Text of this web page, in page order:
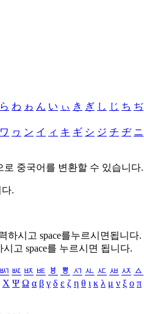
ら わ ゎ ん い ぃ き ぎ し じ ち ぢ
ワ ヮ ン イ ィ キ ギ シ ジ チ ヂ ニ
로 중국어를 변환할 수 있습니다.
.
하시고 space를누르시면됩니다.
시고 space를 누르시면 됩니다.
ㅴ ㅵ ㅶ ㅷ ㅸ ㅹ ㅺ ㅻ ㅼ ㅽ ㅾ ㅿ
Χ Ψ Ω α β γ δ ε ζ η θ ι κ λ μ ν ξ ο π